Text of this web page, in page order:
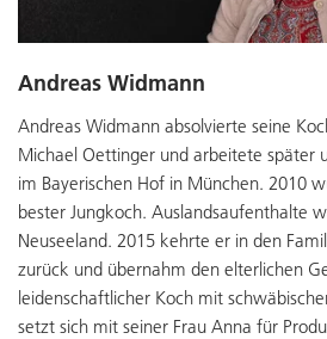
Andreas Widmann
Andreas Widmann absolvierte seine
Michael Oettinger und arbeitete später
im Bayerischen Hof in München. 2010
bester Jungkoch. Auslandsaufenthalte
Neuseeland. 2015 kehrte er in den
zurück und übernahm den elterlichen
leidenschaftlicher Koch mit
setzt sich mit seiner Frau Anna für